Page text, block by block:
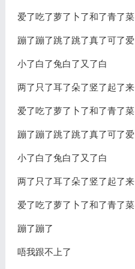
爱了吃了萝了卜了和了青了菜
蹦了蹦了跳了跳了真了可了爱
小了白了兔白了又了白
两了只了耳了朵了竖了起了来
爱了吃了萝了卜了和了青了菜
蹦了蹦了跳了跳了真了可了爱
小了白了兔白了又了白
两了只了耳了朵了竖了起了来
爱了吃了萝了卜了和了青了菜
蹦了蹦了
唔我跟不上了